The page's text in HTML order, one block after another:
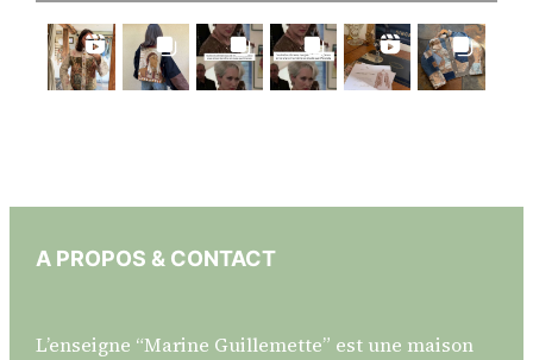
A PROPOS & CONTACT
L’enseigne “Marine Guillemette” est une maison